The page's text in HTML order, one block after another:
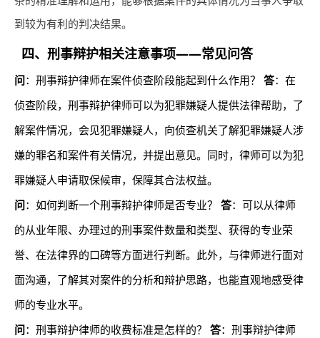
到较为有利的判决结果。
四、刑事辩护相关注意事项——常见问答
问：刑事辩护律师在案件侦查阶段能起到什么作用？ 答：在
侦查阶段，刑事辩护律师可以为犯罪嫌疑人提供法律帮助，了
解案件情况，会见犯罪嫌疑人，向侦查机关了解犯罪嫌疑人涉
嫌的罪名和案件有关情况，并提出意见。同时，律师可以为犯
罪嫌疑人申请取保候审，保障其合法权益。
问：如何判断一个刑事辩护律师是否专业？ 答：可以从律师
的从业年限、办理过的刑事案件数量和类型、获得的专业荣
誉、在法律界的口碑等方面进行判断。此外，与律师进行面对
面沟通，了解其对案件的分析和辩护思路，也能直观地感受律
师的专业水平。
问：刑事辩护律师的收费标准是怎样的？ 答：刑事辩护律师